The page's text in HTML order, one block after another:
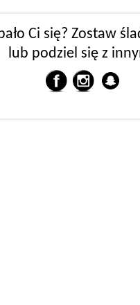
MENU
Ci się? Zostaw
lub podziel się z